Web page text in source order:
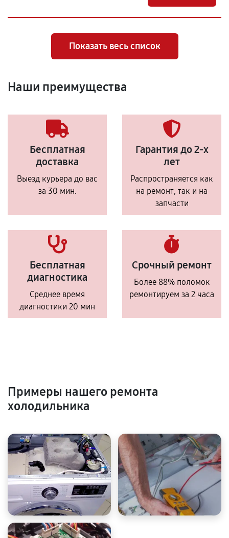
Показать весь список
Наши преимущества
Бесплатная
доставка
Выезд курьера до вас
за 30 мин.
Гарантия до 2-х
лет
Распространяется как
на ремонт, так и на
запчасти
Бесплатная
диагностика
Среднее время
диагностики 20 мин
Срочный ремонт
Более 88% поломок
ремонтируем за 2 часа
Примеры нашего ремонта
холодильника